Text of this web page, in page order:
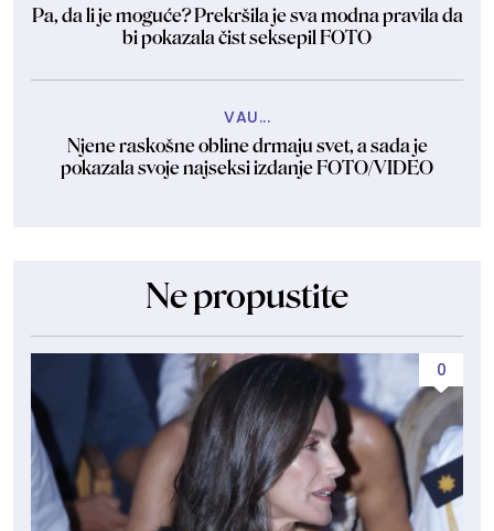
Pa, da li je moguće? Prekršila je sva modna pravila da
bi pokazala čist seksepil FOTO
VAU...
Njene raskošne obline drmaju svet, a sada je
pokazala svoje najseksi izdanje FOTO/VIDEO
Ne propustite
0